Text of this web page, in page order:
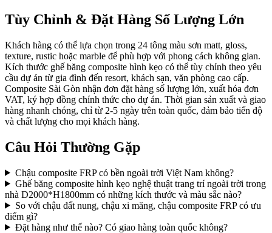
Tùy Chỉnh & Đặt Hàng Số Lượng Lớn
Khách hàng có thể lựa chọn trong 24 tông màu sơn matt, gloss,
texture, rustic hoặc marble để phù hợp với phong cách không gian.
Kích thước ghế băng composite hình kẹo có thể tùy chỉnh theo yêu
cầu dự án từ gia đình đến resort, khách sạn, văn phòng cao cấp.
Composite Sài Gòn nhận đơn đặt hàng số lượng lớn, xuất hóa đơn
VAT, ký hợp đồng chính thức cho dự án. Thời gian sản xuất và giao
hàng nhanh chóng, chỉ từ 2-5 ngày trên toàn quốc, đảm bảo tiến độ
và chất lượng cho mọi khách hàng.
Câu Hỏi Thường Gặp
Chậu composite FRP có bền ngoài trời Việt Nam không?
Ghế băng composite hình kẹo nghệ thuật trang trí ngoài trời trong
nhà D2000*H1800mm có những kích thước và màu sắc nào?
So với chậu đất nung, chậu xi măng, chậu composite FRP có ưu
điểm gì?
Đặt hàng như thế nào? Có giao hàng toàn quốc không?